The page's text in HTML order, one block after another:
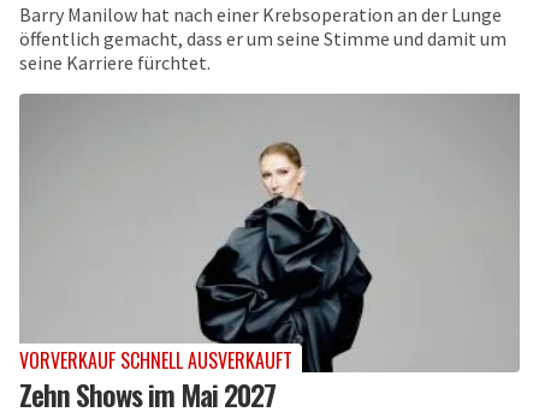
Barry Manilow hat nach einer Krebsoperation an der Lunge
öffentlich gemacht, dass er um seine Stimme und damit um
seine Karriere fürchtet.
VORVERKAUF SCHNELL AUSVERKAUFT
Zehn Shows im Mai 2027